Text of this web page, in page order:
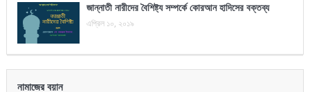
জান্নাতী নারীদের বৈশিষ্ট্য সম্পর্কে কোরআন হাদিসের বক্তব্য
এপ্রিল ১০, ২০১৯
নামাজের বয়ান